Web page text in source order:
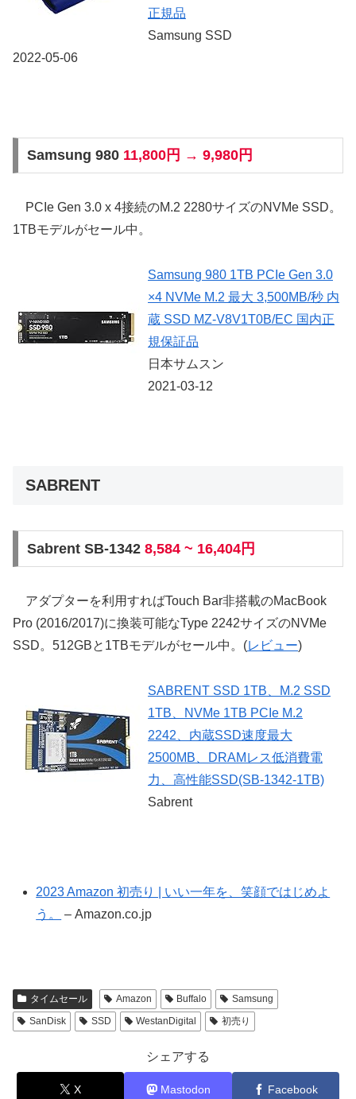
正規品
Samsung SSD
2022-05-06
Samsung 980 11,800円 → 9,980円
PCIe Gen 3.0 x 4接続のM.2 2280サイズのNVMe SSD。
1TBモデルがセール中。
Samsung 980 1TB PCIe Gen 3.0
×4 NVMe M.2 最大 3,500MB/秒 内
蔵 SSD MZ-V8V1T0B/EC 国内正
規保証品
日本サムスン
2021-03-12
SABRENT
Sabrent SB-1342 8,584 ~ 16,404円
アダプターを利用すればTouch Bar非搭載のMacBook
Pro (2016/2017)に換装可能なType 2242サイズのNVMe
SSD。512GBと1TBモデルがセール中。(レビュー)
SABRENT SSD 1TB、M.2 SSD
1TB、NVMe 1TB PCIe M.2
2242、内蔵SSD速度最大
2500MB、DRAMレス低消費電
力、高性能SSD(SB-1342-1TB)
Sabrent
2023 Amazon 初売り | いい一年を、笑顔ではじめよ
う。
– Amazon.co.jp
タイムセール Amazon Buffalo
Samsung
SanDisk
SSD WestanDigital 初売り
シェアする
X Mastodon Facebook